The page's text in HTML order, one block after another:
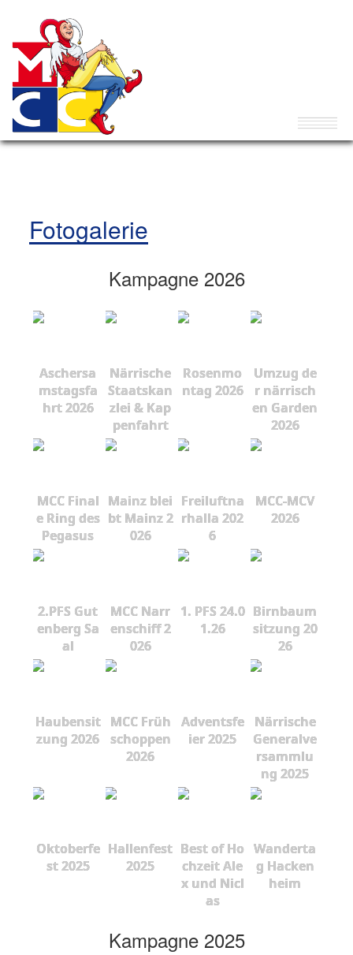
Fotogalerie
Kampagne 2026
Aschersa
mstagsfa
hrt 2026
Närrische
Staatskan
zlei & Kap
penfahrt
Rosenmo
ntag 2026
Umzug de
r närrisch
en Garden
2026
MCC Final
e Ring des
Pegasus
Mainz blei
bt Mainz 2
026
Freiluftna
rhalla 202
6
MCC-MCV
2026
2.PFS Gut
enberg Sa
al
MCC Narr
enschiff 2
026
1. PFS 24.0
1.26
Birnbaum
sitzung 20
26
Haubensit
zung 2026
MCC Früh
schoppen
2026
Adventsfe
ier 2025
Närrische
Generalve
rsammlu
ng 2025
Oktoberfe
st 2025
Hallenfest
2025
Best of Ho
chzeit Ale
x und Nicl
as
Wanderta
g Hacken
heim
Kampagne 2025